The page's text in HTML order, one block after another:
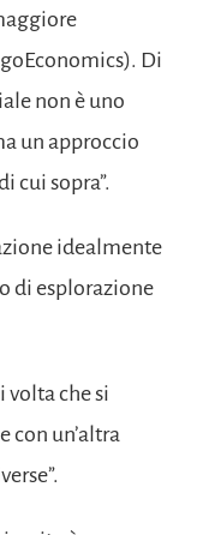
Di
non è uno
un approccio
cui sopra”.
idealmente
di esplorazione
volta che si
con un’altra